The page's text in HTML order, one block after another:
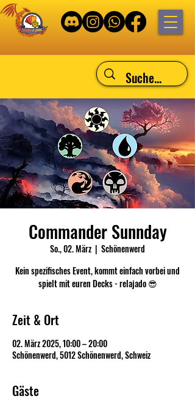
Commander Sunnday
So., 02. März
  |
Schönenwerd
Kein spezifisches Event, kommt einfach vorbei und
spielt mit euren Decks - relajado 😎
Zeit & Ort
02. März 2025, 10:00 – 20:00
Schönenwerd, 5012 Schönenwerd, Schweiz
Gäste